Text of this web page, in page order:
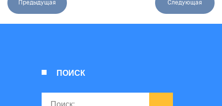
Предыдущая Следующая
ПОИСК